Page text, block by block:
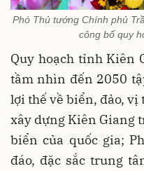
Phó Thủ tướng Chính phủ
công bố quy
Quy hoạch tỉnh Kiên
tầm nhìn đến 2050
lợi thế về biển, đảo,
xây dựng Kiên Giang
biển của quốc gia;
đáo, đặc sắc trung